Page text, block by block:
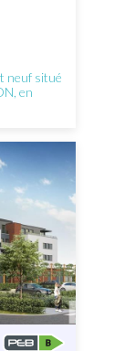
neuf situé
en